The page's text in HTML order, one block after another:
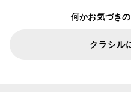
何かお気づき
クラシル